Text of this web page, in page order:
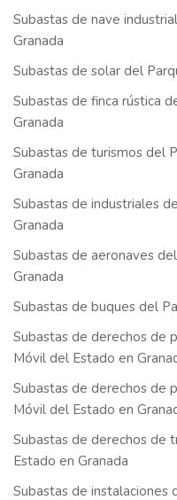
Subastas de nave
Granada
Subastas de solar del
Subastas de finca rústica
Granada
Subastas de turismos del
Granada
Subastas de industriales
Granada
Subastas de aeronaves
Granada
Subastas de buques del
Subastas de derechos de
Móvil del Estado en
Subastas de derechos de
Móvil del Estado en
Subastas de derechos de
Estado en Granada
Subastas de instalaciones